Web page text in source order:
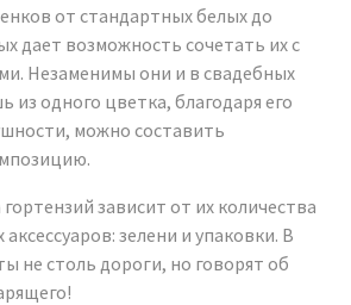
от стандартных белых до
дает возможность сочетать их с
Незаменимы они и в свадебных
из одного цветка, благодаря его
можно составить
зависит от их количества
зелени и упаковки. В
не столь дороги, но говорят об